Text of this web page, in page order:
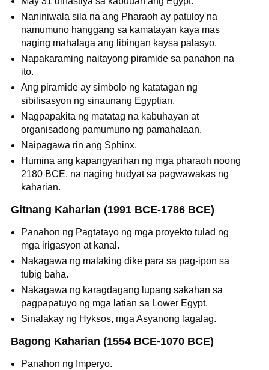
Naniniwala sila na ang Pharaoh ay patuloy na
namumuno hanggang sa kamatayan kaya mas
naging mahalaga ang libingan kaysa palasyo.
Napakaraming naitayong piramide sa panahon na
ito.
Ang piramide ay simbolo ng katatagan ng
sibilisasyon ng sinaunang Egyptian.
Nagpapakita ng matatag na kabuhayan at
organisadong pamumuno ng pamahalaan.
Naipagawa rin ang Sphinx.
Humina ang kapangyarihan ng mga pharaoh noong
2180 BCE, na naging hudyat sa pagwawakas ng
kaharian.
Gitnang Kaharian (1991 BCE-1786 BCE)
Panahon ng Pagtatayo ng mga proyekto tulad ng
mga irigasyon at kanal.
Nakagawa ng malaking dike para sa pag-ipon sa
tubig baha.
Nakagawa ng karagdagang lupang sakahan sa
pagpapatuyo ng mga latian sa Lower Egypt.
Sinalakay ng Hyksos, mga Asyanong lagalag.
Bagong Kaharian (1554 BCE-1070 BCE)
Panahon ng Imperyo.